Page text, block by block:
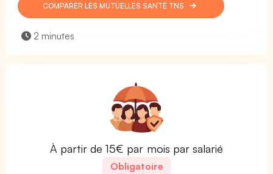
COMPARER LES MUTUELLES SANTÉ TNS
2 minutes
À partir de 15€ par mois par salarié
Obligatoire